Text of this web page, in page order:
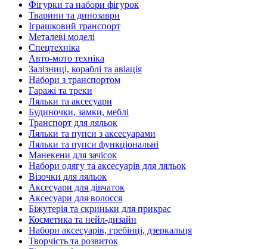
Фігурки та набори фігурок
Тварини та динозаври
Іграшковий транспорт
Металеві моделі
Спецтехніка
Авто-мото техніка
Залізниці, кораблі та авіація
Набори з транспортом
Гаражі та треки
Ляльки та аксесуари
Будиночки, замки, меблі
Транспорт для ляльок
Ляльки та пупси з аксесуарами
Ляльки та пупси функціональні
Манекени для зачісок
Набори одягу та аксесуарів для ляльок
Візочки для ляльок
Аксесуари для дівчаток
Аксесуари для волосся
Біжутерія та скриньки для прикрас
Косметика та нейл-дизайн
Набори аксесуарів, гребінці, дзеркальця
Творчість та розвиток